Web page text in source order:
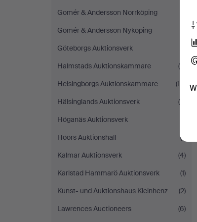
Gomér & Andersson Norrköping
Gomér & Andersson Nyköping
Göteborgs Auktionsverk
Halmstads Auktionskammare
(8)
Helsingborgs Auktionskammare
(16)
Hälsinglands Auktionsverk
(4)
Höganäs Auktionsverk
Höörs Auktionshall
(1)
Kalmar Auktionsverk
(4)
Karlstad Hammarö Auktionsverk
(1)
Kunst- und Auktionshaus Kleinhenz
(2)
Lawrences Auctioneers
(6)